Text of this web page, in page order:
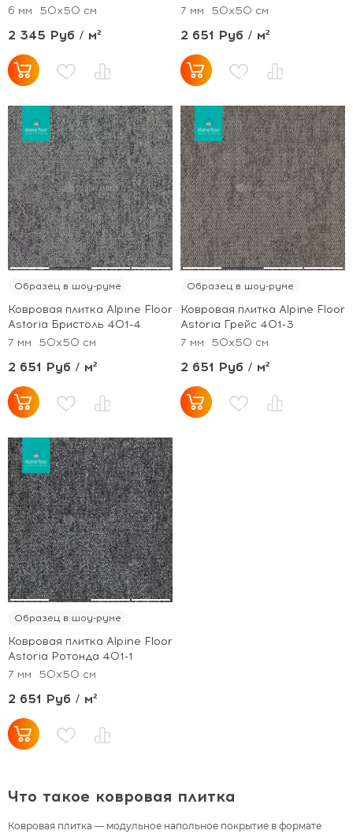
6 мм
50x50 см
2 345 Руб / м²
7 мм
50x50 см
2 651 Руб / м²
Образец в шоу-руме
Ковровая плитка Alpine Floor
Astoria Бристоль 401-4
7 мм
50x50 см
2 651 Руб / м²
Образец в шоу-руме
Ковровая плитка Alpine Floor
Astoria Грейс 401-3
7 мм
50x50 см
2 651 Руб / м²
Образец в шоу-руме
Ковровая плитка Alpine Floor
Astoria Ротонда 401-1
7 мм
50x50 см
2 651 Руб / м²
Что такое ковровая плитка
Ковровая плитка — модульное напольное покрытие в формате